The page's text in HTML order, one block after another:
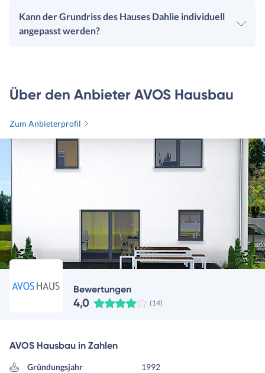
Kann der Grundriss des Hauses Dahlie individuell
angepasst werden?
Über den Anbieter AVOS Hausbau
Zum Anbieterprofil
Bewertungen
4,0 (14)
AVOS Hausbau in Zahlen
Gründungsjahr
1992